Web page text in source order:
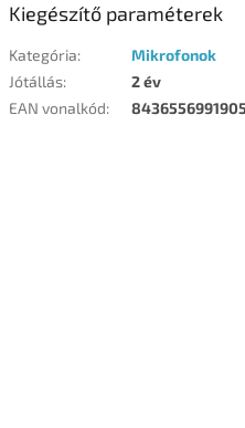
Kiegészítő paraméterek
Kategória:
Mikrofonok
Jótállás:
2 év
EAN vonalkód: 8436556991905